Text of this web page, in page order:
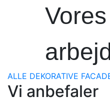
Vores
ALLE DEKORATIVE
Vi anbefaler